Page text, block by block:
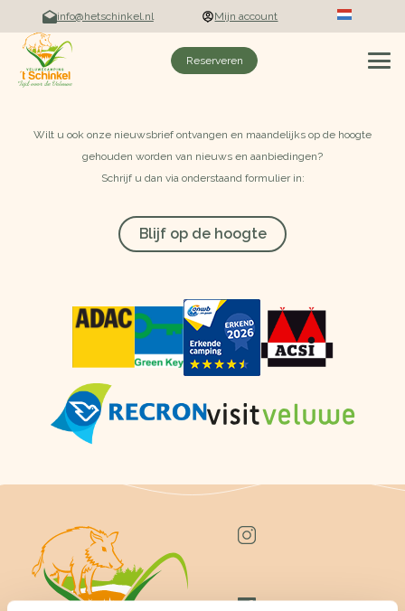
info@hetschinkel.nl Mijn account
Reserveren
Wilt u ook onze nieuwsbrief ontvangen en maandelijks op de hoogte
gehouden worden van nieuws en aanbiedingen?
Schrijf u dan via onderstaand formulier in:
Blijf op de hoogte